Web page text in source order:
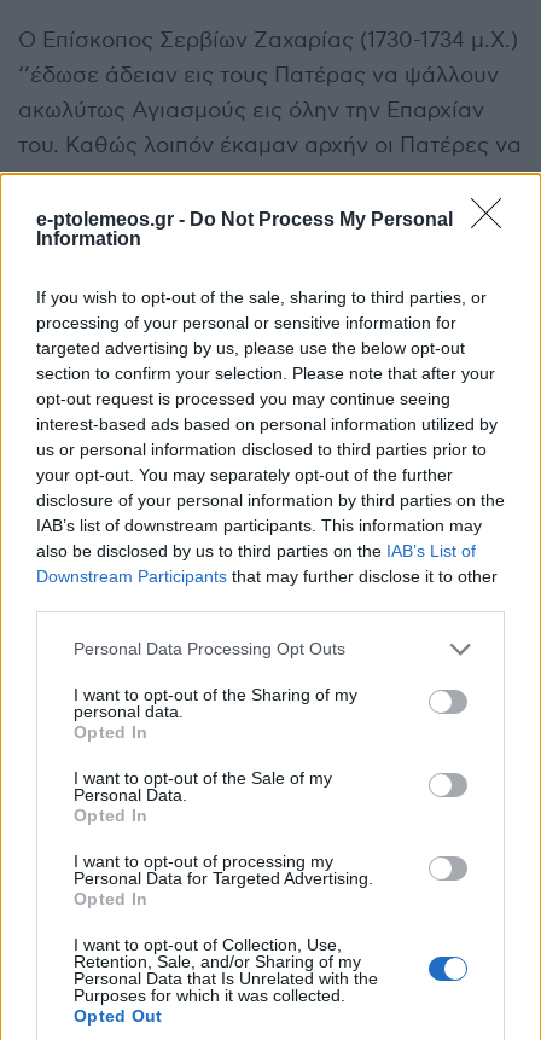
e-ptolemeos.gr - Do Not Process My Personal
Information
If you wish to opt-out of the sale, sharing to third parties, or
processing of your personal or sensitive information for
targeted advertising by us, please use the below opt-out
section to confirm your selection. Please note that after your
opt-out request is processed you may continue seeing
interest-based ads based on personal information utilized by
us or personal information disclosed to third parties prior to
your opt-out. You may separately opt-out of the further
disclosure of your personal information by third parties on the
IAB’s list of downstream participants. This information may
also be disclosed by us to third parties on the IAB’s List of
Downstream Participants that may further disclose it to other
Please note that this website/app uses one or more Google
not limited to your visit or usage behaviour. You may click to
grant or deny consent to Google and its third-party tags to
use your data for below specified purposes in below Google
consent section.
Personal Data Processing Opt Outs
I want to opt-out of the Sharing of my
personal data.
Opted In
I want to opt-out of the Sale of my
Personal Data.
Opted In
I want to opt-out of processing my
Personal Data for Targeted Advertising.
Opted In
I want to opt-out of Collection, Use,
Retention, Sale, and/or Sharing of my
Personal Data that Is Unrelated with the
Purposes for which it was collected.
Opted Out
Ο Επίσκοπος Σερβίων Ζαχαρίας (1730-1734 μ.Χ.)
‘’έδωσε άδειαν εις τους Πατέρας να ψάλλουν
ακωλύτως Αγιασμούς εις όλην την Επαρχίαν
του. Καθώς λοιπόν έκαμαν αρχήν οι Πατέρες να
ψάλλουν Αγιασμούς εις τα Σέρβια, άρχισε να
τρίζη και το Κιβώτιον, οπού είχε την Κάραν του
Αγίου. Και τούτο έγινε άπαξ, και δις, και
πολλάκις. Και απορούσαν οι άνθρωποι εις το
τοιούτον τεράστιον. Μετά δε ολίγας ημέρας
εγνώρισαν την του Αγίου θαυματουργίαν. Διότι
όσον έτριζεν το Κιβώτιον, τόσον η λοιμώδης και
φθοροποιά νόσος εξωστρακίζετο από την
Πολιτείαν. Και ανάμεσα εις διάστημα ολίγων
ημερών ηλευθερώθησαν όλοι οι Χριστιανοί από
τον αιφνίδιον εκείνον και φοβερόν θάνατον του
λοιμού και εδόξαζον τον Θεόν, και τον Άγιον’’.
όρος ασκήσαντος. Εκδίδοντος του
Μητροπολίτου Σερβίων και Κοζάνης Διονυσίου.
Σελ. 48-50. Αθήναι 1970).
β. Η παρέμβαση της Παναγίας (μέσω της
Στην ιστοσελίδα της Ιεράς Μητροπόλεως
Σερβίων και Κοζάνης διαβάζουμε: ‘’Το